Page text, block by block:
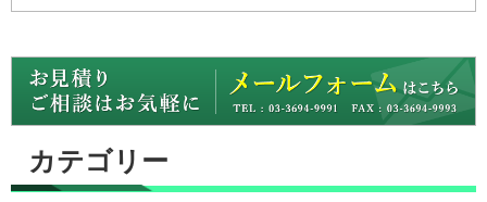
カテゴリー